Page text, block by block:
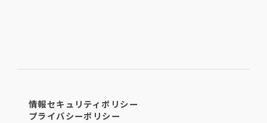
情報セキュリティポリシー
プライバシーポリシー